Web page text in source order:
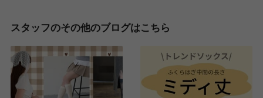
スタッフのその他のブログはこちら